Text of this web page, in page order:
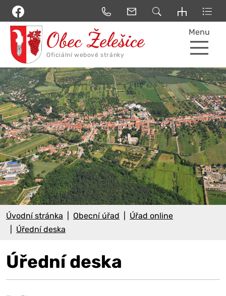
Menu
Úvodní stránka Obecní úřad
Úřad online
Úřední deska
Úřední deska